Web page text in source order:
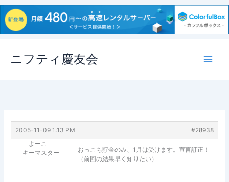
ス
ニフティ慶友会
2005-11-09 1:13 PM
#28938
よーこ
キーマスター
おっこち貯金のみ、1月は受けます。宣言訂正！
（前回の結果早く知りたい）